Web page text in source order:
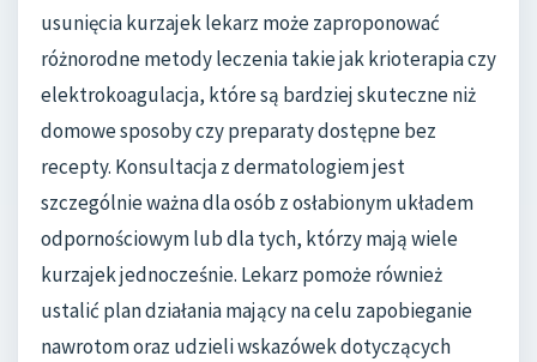
usunięcia kurzajek lekarz może zaproponować
różnorodne metody leczenia takie jak krioterapia czy
elektrokoagulacja, które są bardziej skuteczne niż
domowe sposoby czy preparaty dostępne bez
recepty. Konsultacja z dermatologiem jest
szczególnie ważna dla osób z osłabionym układem
odpornościowym lub dla tych, którzy mają wiele
kurzajek jednocześnie. Lekarz pomoże również
ustalić plan działania mający na celu zapobieganie
nawrotom oraz udzieli wskazówek dotyczących